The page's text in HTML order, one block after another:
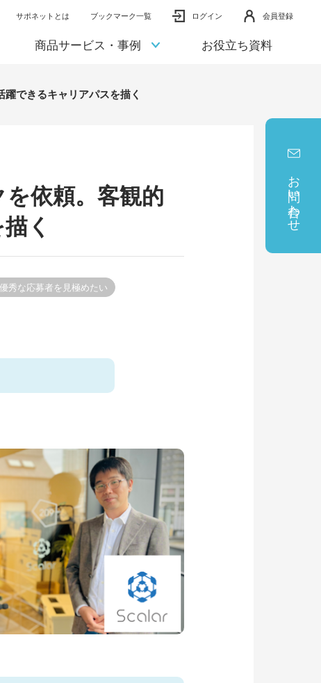
サポネットとは ブックマーク一覧 ログイン 会員登録
商品サービス・事例 お役立ち資料
お問い合わせ
できるキャリアパスを描く
依頼。客観的
く
秀な応募者を見極めたい